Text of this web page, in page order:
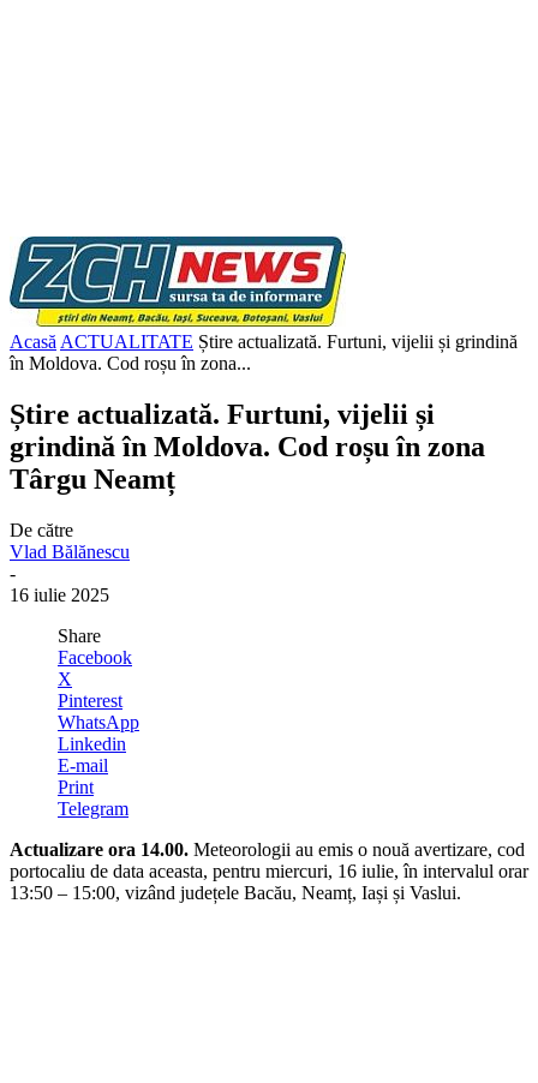
Acasă ACTUALITATE Știre actualizată. Furtuni, vijelii și grindină
în Moldova. Cod roșu în zona...
Știre actualizată. Furtuni, vijelii și
grindină în Moldova. Cod roșu în zona
Târgu Neamț
De către
Vlad Bălănescu
-
16 iulie 2025
Share
Facebook
X
Pinterest
WhatsApp
Linkedin
E-mail
Print
Telegram
Actualizare ora 14.00. Meteorologii au emis o nouă avertizare, cod
portocaliu de data aceasta, pentru miercuri, 16 iulie, în intervalul orar
13:50 – 15:00, vizând județele Bacău, Neamț, Iași și Vaslui.